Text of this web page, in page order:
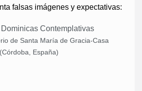
falsas imágenes y expectativas:
Dominicas Contemplativas
de Santa María de Gracia-Casa
España)